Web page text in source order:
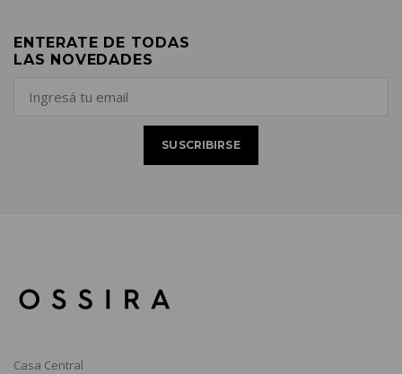
ENTERATE DE TODAS
LAS NOVEDADES
Casa Central